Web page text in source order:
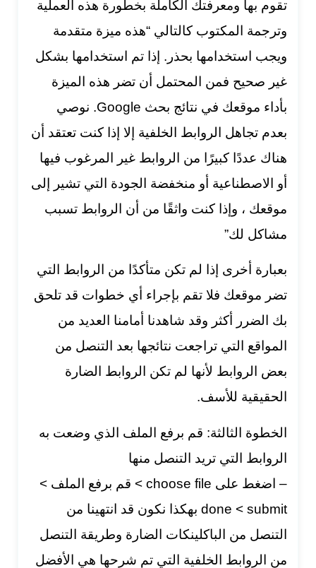
تقوم بها ومعرفتك الكاملة بخطورة هذه العملية
وترجمة المكتوب كالتالي “هذه ميزة متقدمة
ويجب استخدامها بحذر. إذا تم استخدامها بشكل
غير صحيح فمن المحتمل أن تضر هذه الميزة
بأداء موقعك في نتائج بحث Google. نوصي
بعدم تجاهل الروابط الخلفية إلا إذا كنت تعتقد أن
هناك عددًا كبيرًا من الروابط غير المرغوب فيها
أو الاصطناعية أو منخفضة الجودة التي تشير إلى
موقعك ، وإذا كنت واثقًا من أن الروابط تسبب
مشاكل لك”
بعبارة أخرى إذا لم تكن متأكدًا من الروابط التي
تضر موقعك فلا تقم بإجراء أي خطوات قد تلحق
بك الضرر أكثر وقد شاهدنا أمامنا العديد من
المواقع التي تراجعت نتائجها بعد التنصل من
بعض الروابط لأنها لم تكن الروابط الضارة
الحقيقية للأسف.
الخطوة الثالثة: قم برفع الملف الذي وضعت به
الروابط التي تريد التنصل منها
– اضغط على choose file > قم برفع الملف >
done < submit بهكذا نكون قد انتهينا من
التنصل من الباكلينكات الضارة وطريقة التنصل
من الروابط الخلفية التي تم شرحها هي الأفضل